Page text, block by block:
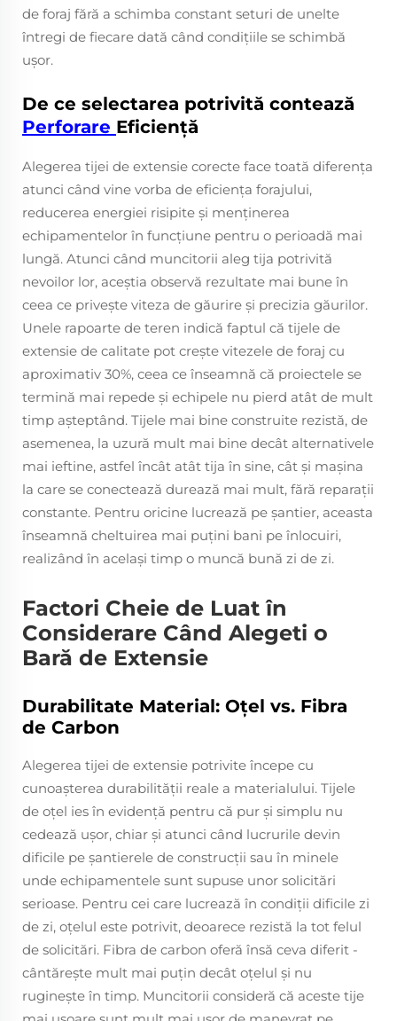
de foraj fără a schimba constant seturi de unelte
întregi de fiecare dată când condițiile se schimbă
ușor.
De ce selectarea potrivită contează
Perforare Eficiență
Alegerea tijei de extensie corecte face toată diferența
atunci când vine vorba de eficiența forajului,
reducerea energiei risipite și menținerea
echipamentelor în funcțiune pentru o perioadă mai
lungă. Atunci când muncitorii aleg tija potrivită
nevoilor lor, aceștia observă rezultate mai bune în
ceea ce privește viteza de găurire și precizia găurilor.
Unele rapoarte de teren indică faptul că tijele de
extensie de calitate pot crește vitezele de foraj cu
aproximativ 30%, ceea ce înseamnă că proiectele se
termină mai repede și echipele nu pierd atât de mult
timp așteptând. Tijele mai bine construite rezistă, de
asemenea, la uzură mult mai bine decât alternativele
mai ieftine, astfel încât atât tija în sine, cât și mașina
la care se conectează durează mai mult, fără reparații
constante. Pentru oricine lucrează pe șantier, aceasta
înseamnă cheltuirea mai puțini bani pe înlocuiri,
realizând în același timp o muncă bună zi de zi.
Factori Cheie de Luat în
Considerare Când Alegeti o
Bară de Extensie
Durabilitate Material: Oțel vs. Fibra
de Carbon
Alegerea tijei de extensie potrivite începe cu
cunoașterea durabilității reale a materialului. Tijele
de oțel ies în evidență pentru că pur și simplu nu
cedează ușor, chiar și atunci când lucrurile devin
dificile pe șantierele de construcții sau în minele
unde echipamentele sunt supuse unor solicitări
serioase. Pentru cei care lucrează în condiții dificile zi
de zi, oțelul este potrivit, deoarece rezistă la tot felul
de solicitări. Fibra de carbon oferă însă ceva diferit -
cântărește mult mai puțin decât oțelul și nu
ruginește în timp. Muncitorii consideră că aceste tije